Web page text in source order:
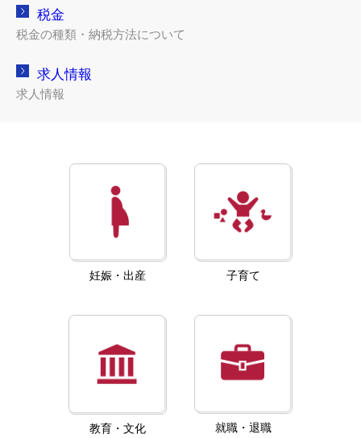
税金
税金の種類・納税方法について
求人情報
求人情報
妊娠・出産 子育て
教育・文化 就職・退職